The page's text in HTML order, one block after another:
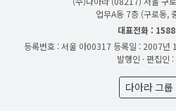
업무A동 7층 (구로동,
대표전화 :
등록번호 : 서울 아00317 등록일 : 2007년
발행인 · 편집인
다아라 그룹